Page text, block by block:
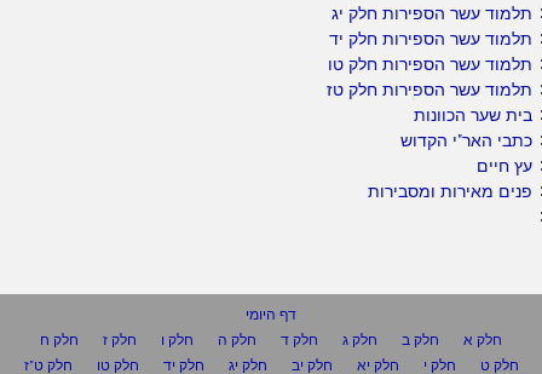
תלמוד עשר הספירות חלק יג
תלמוד עשר הספירות חלק יד
תלמוד עשר הספירות חלק טו
תלמוד עשר הספירות חלק טז
בית שער הכוונות
כתבי האר"י הקדוש
עץ חיים
פנים מאירות ומסבירות
דף היומי
חלק א
חלק ב חלק ג חלק ד חלק ה חלק ו חלק ז
חלק ח
חלק ט
חלק י חלק יא חלק יב חלק יג חלק יד חלק טו
חלק ט"ז